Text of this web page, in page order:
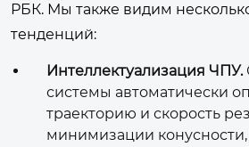
РБК. Мы также видим
тенденций:
Интеллектуализация ЧПУ.
системы автоматически
траекторию и скорость
минимизации